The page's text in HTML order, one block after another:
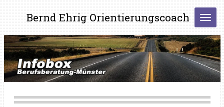
Zum
Hauptinhalt
springen
Bernd Ehrig Orientierungscoach